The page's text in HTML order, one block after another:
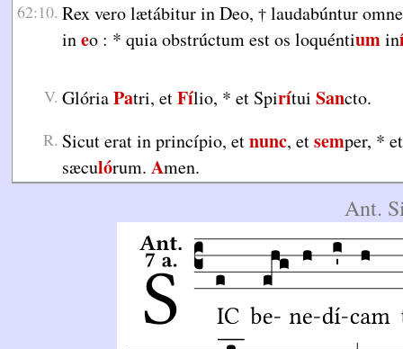
62:10. Rex vero lætábitur in Deo, † laudabúntur
ineo : * quia obstrúctum est os loquéntiumin
V. GlóriaPatri, etFílio, * et Spirítui Sancto.
R. Sicut erat in princípio, etnunc, etsemper, *
sæculórum. Amen.
Ant.